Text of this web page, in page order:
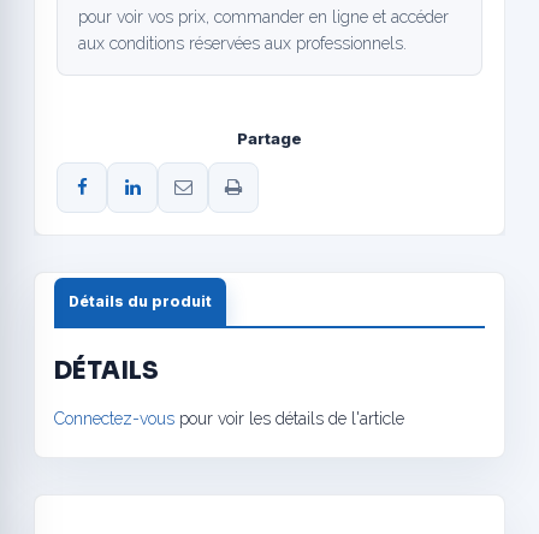
pour voir vos prix, commander en ligne et accéder
aux conditions réservées aux professionnels.
Partage
Détails du produit
DÉTAILS
Connectez-vous pour voir les détails de l'article